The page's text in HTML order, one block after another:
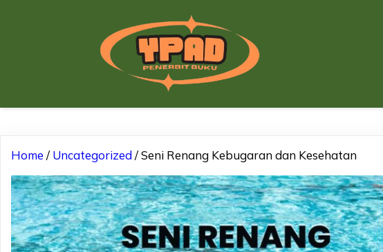
Home /Uncategorized/ Seni Renang Kebugaran dan Kesehatan